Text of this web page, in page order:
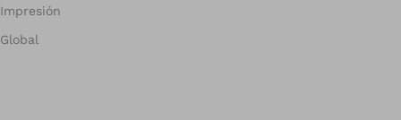
Impresión
Global